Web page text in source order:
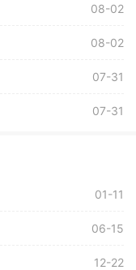
08-02
08-02
07-31
07-31
01-11
06-15
12-22